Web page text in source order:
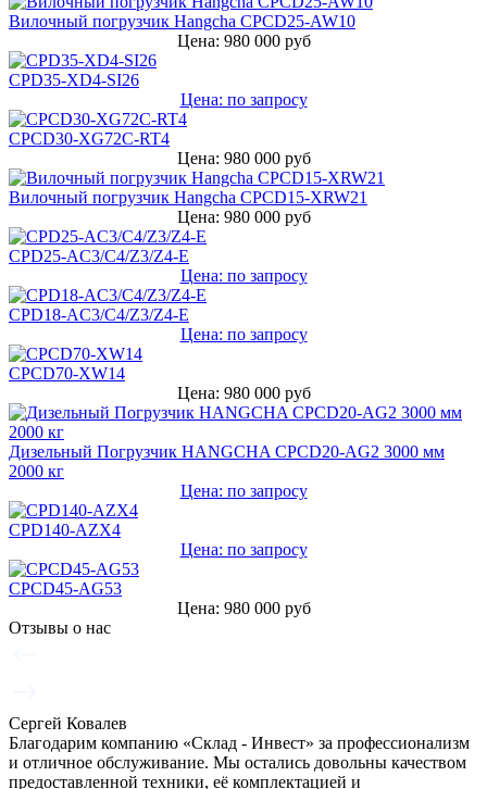
Вилочный погрузчик Hangcha CPCD25-AW10
Цена: 980 000 руб
CPD35-XD4-SI26
Цена: по запросу
CPCD30-XG72C-RT4
Цена: 980 000 руб
Вилочный погрузчик Hangcha CPCD15-XRW21
Цена: 980 000 руб
CPD25-AC3/C4/Z3/Z4-E
Цена: по запросу
CPD18-AC3/C4/Z3/Z4-E
Цена: по запросу
CPCD70-XW14
Цена: 980 000 руб
Дизельный Погрузчик HANGCHA CPCD20-AG2 3000 мм
2000 кг
Цена: по запросу
CPD140-AZX4
Цена: по запросу
CPCD45-AG53
Цена: 980 000 руб
Отзывы о нас
Сергей Ковалев
Благодарим компанию «Склад - Инвест» за профессионализм
и отличное обслуживание. Мы остались довольны качеством
предоставленной техники, её комплектацией и